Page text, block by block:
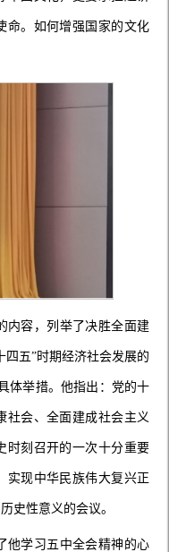
命。如何增强国家的文化
内容，列举了决胜全面建
四五”时期经济社会发展的
体举措。他指出：党的十
社会、全面建成社会主义
时刻召开的一次十分重要
实现中华民族伟大复兴正
史性意义的会议。
他学习五中全会精神的心